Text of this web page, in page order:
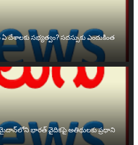
దేశాలకు సభ్యత్వం? సదస్సుకు ఎందుకింత
మైదాన్‌లోని భారత్ వైదికపై అతిథులకు ప్రధాని